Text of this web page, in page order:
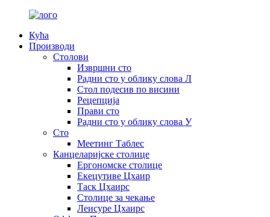
Кућа
Производи
Столови
Извршни сто
Радни сто у облику слова Л
Стол подесив по висини
Рецепција
Прави сто
Радни сто у облику слова У
Сто
Меетинг Таблес
Канцеларијске столице
Ергономске столице
Екецутиве Цхаир
Таск Цхаирс
Столице за чекање
Леисуре Цхаирс